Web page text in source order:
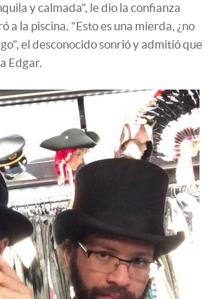
y calmada", le dio la confianza
a la piscina. "Esto es una mierda, ¿no
el desconocido sonrió y admitió que
Edgar.